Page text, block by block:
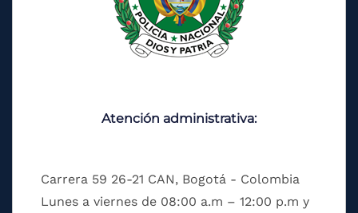
Atención administrativa:
Carrera 59 26-21 CAN, Bogotá - Colombia
Lunes a viernes de 08:00 a.m – 12:00 p.m y